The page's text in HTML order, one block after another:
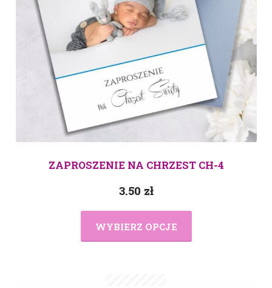
ZAPROSZENIE NA CHRZEST CH-4
3.50 zł
WYBIERZ OPCJE